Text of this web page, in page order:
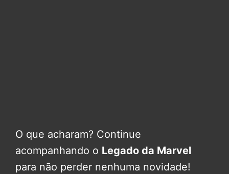
O que acharam? Continue
acompanhando o Legado da Marvel
para não perder nenhuma novidade!